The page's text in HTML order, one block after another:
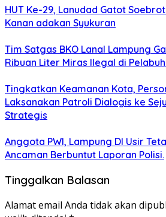
HUT Ke-29, Lanudad Gatot
Kanan adakan Syukuran
Tim Satgas BKO Lanal Lampung
Ribuan Liter Miras Ilegal di
Tingkatkan Keamanan Kota,
Laksanakan Patroli Dialogis ke
Strategis
Anggota PWI, Lampung DI Usir
Ancaman Berbuntut Laporan Polisi.
Tinggalkan Balasan
Alamat email Anda tidak akan